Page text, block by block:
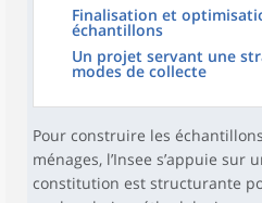
Finalisation et
échantillons
Un projet servant une
modes de collecte
Pour construire les
ménages, l’Insee s’appuie
constitution est structurante